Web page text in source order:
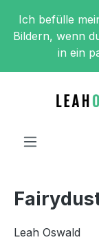
Zum Hauptinhalt
Ich befülle
Bildern, wenn
in ein
Leah Oswald